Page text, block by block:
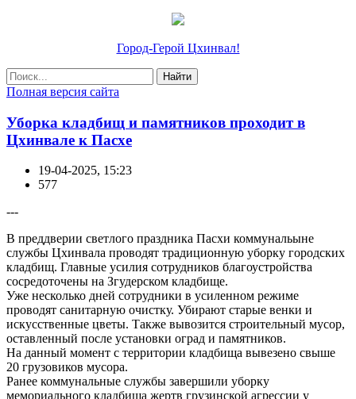
Город-Герой Цхинвал!
Найти
Полная версия сайта
Уборка кладбищ и памятников проходит в
Цхинвале к Пасхе
19-04-2025, 15:23
577
---
В преддверии светлого праздника Пасхи коммунальыне
службы Цхинвала проводят традиционную уборку городских
кладбищ. Главные усилия сотрудников благоустройства
сосредоточены на Згудерском кладбище.
Уже несколько дней сотрудники в усиленном режиме
проводят санитарную очистку. Убирают старые венки и
искусственные цветы. Также вывозится строительный мусор,
оставленный после установки оград и памятников.
На данный момент с территории кладбища вывезено свыше
20 грузовиков мусора.
Ранее коммунальные службы завершили уборку
мемориального кладбища жертв грузинской агрессии у